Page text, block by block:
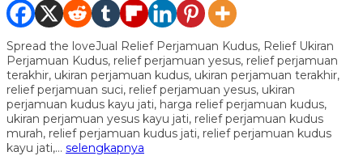
Spread the loveJual Relief Perjamuan Kudus, Relief Ukiran
Perjamuan Kudus, relief perjamuan yesus, relief perjamuan
terakhir, ukiran perjamuan kudus, ukiran perjamuan terakhir,
relief perjamuan suci, relief perjamuan yesus, ukiran
perjamuan kudus kayu jati, harga relief perjamuan kudus,
ukiran perjamuan yesus kayu jati, relief perjamuan kudus
murah, relief perjamuan kudus jati, relief perjamuan kudus
kayu jati,… selengkapnya